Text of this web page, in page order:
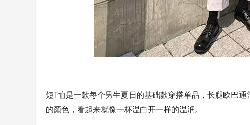
短T恤是一款每个男生夏日的基础款穿搭单品，长腿欧巴
的颜色，看起来就像一杯温白开一样的温润。